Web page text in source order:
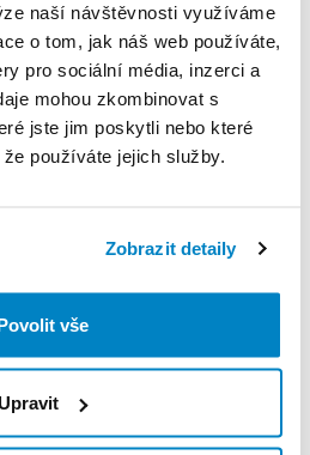
naší návštěvnosti využíváme
o tom, jak náš web používáte,
pro sociální média, inzerci a
mohou zkombinovat s
jste jim poskytli nebo které
používáte jejich služby.
Zobrazit detaily
vše
Upravit
zdarma.
montáž 2 osobami
PŮJČKY